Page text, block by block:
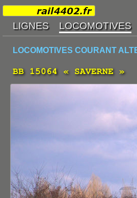
LOCOMOTIVES COURANT
BB 15064 « SAVERNE »